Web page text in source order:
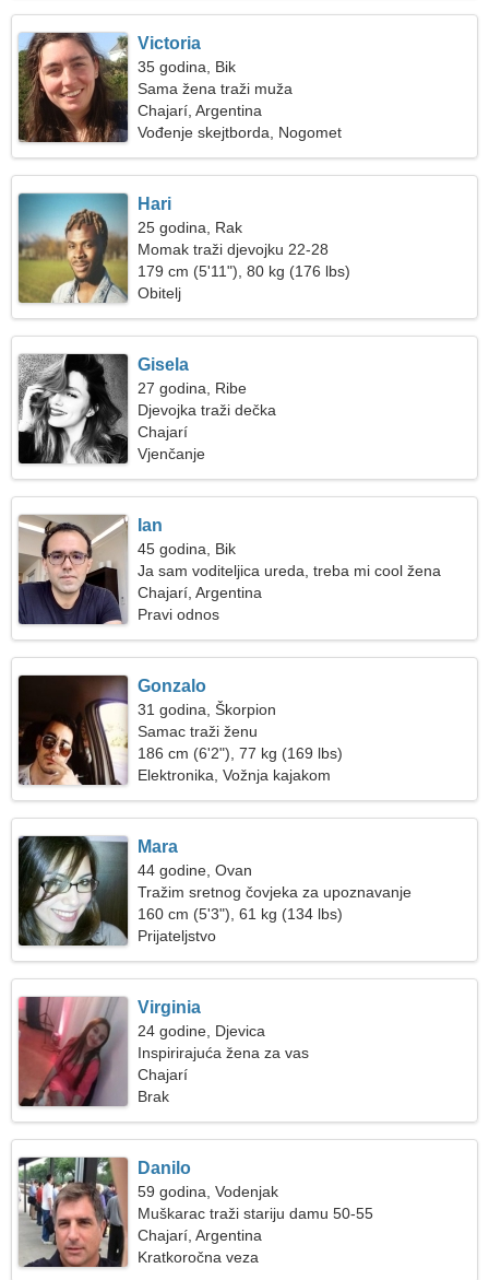
Victoria
35 godina, Bik
Sama žena traži muža
Chajarí, Argentina
Vođenje skejtborda, Nogomet
Hari
25 godina, Rak
Momak traži djevojku 22-28
179 cm (5'11"), 80 kg (176 lbs)
Obitelj
Gisela
27 godina, Ribe
Djevojka traži dečka
Chajarí
Vjenčanje
Ian
45 godina, Bik
Ja sam voditeljica ureda, treba mi cool žena
Chajarí, Argentina
Pravi odnos
Gonzalo
31 godina, Škorpion
Samac traži ženu
186 cm (6'2"), 77 kg (169 lbs)
Elektronika, Vožnja kajakom
Mara
44 godine, Ovan
Tražim sretnog čovjeka za upoznavanje
160 cm (5'3"), 61 kg (134 lbs)
Prijateljstvo
Virginia
24 godine, Djevica
Inspirirajuća žena za vas
Chajarí
Brak
Danilo
59 godina, Vodenjak
Muškarac traži stariju damu 50-55
Chajarí, Argentina
Kratkoročna veza